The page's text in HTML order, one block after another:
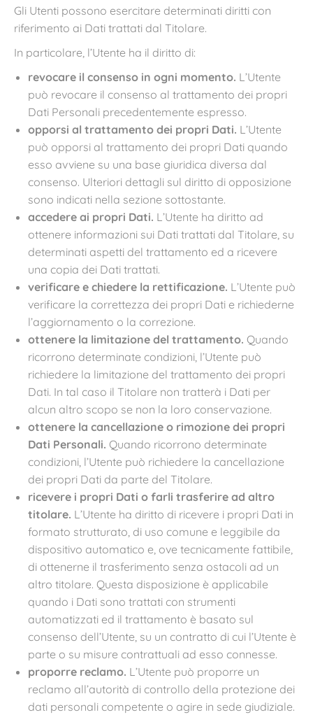
Gli Utenti possono esercitare determinati diritti con
riferimento ai Dati trattati dal Titolare.
In particolare, l’Utente ha il diritto di:
revocare il consenso in ogni momento. L’Utente
può revocare il consenso al trattamento dei propri
Dati Personali precedentemente espresso.
opporsi al trattamento dei propri Dati. L’Utente
può opporsi al trattamento dei propri Dati quando
esso avviene su una base giuridica diversa dal
consenso. Ulteriori dettagli sul diritto di opposizione
sono indicati nella sezione sottostante.
accedere ai propri Dati. L’Utente ha diritto ad
ottenere informazioni sui Dati trattati dal Titolare, su
determinati aspetti del trattamento ed a ricevere
una copia dei Dati trattati.
verificare e chiedere la rettificazione. L’Utente può
verificare la correttezza dei propri Dati e richiederne
l’aggiornamento o la correzione.
ottenere la limitazione del trattamento. Quando
ricorrono determinate condizioni, l’Utente può
richiedere la limitazione del trattamento dei propri
Dati. In tal caso il Titolare non tratterà i Dati per
alcun altro scopo se non la loro conservazione.
ottenere la cancellazione o rimozione dei propri
Dati Personali. Quando ricorrono determinate
condizioni, l’Utente può richiedere la cancellazione
dei propri Dati da parte del Titolare.
ricevere i propri Dati o farli trasferire ad altro
titolare. L’Utente ha diritto di ricevere i propri Dati in
formato strutturato, di uso comune e leggibile da
dispositivo automatico e, ove tecnicamente fattibile,
di ottenerne il trasferimento senza ostacoli ad un
altro titolare. Questa disposizione è applicabile
quando i Dati sono trattati con strumenti
automatizzati ed il trattamento è basato sul
consenso dell’Utente, su un contratto di cui l’Utente è
parte o su misure contrattuali ad esso connesse.
proporre reclamo. L’Utente può proporre un
reclamo all’autorità di controllo della protezione dei
dati personali competente o agire in sede giudiziale.